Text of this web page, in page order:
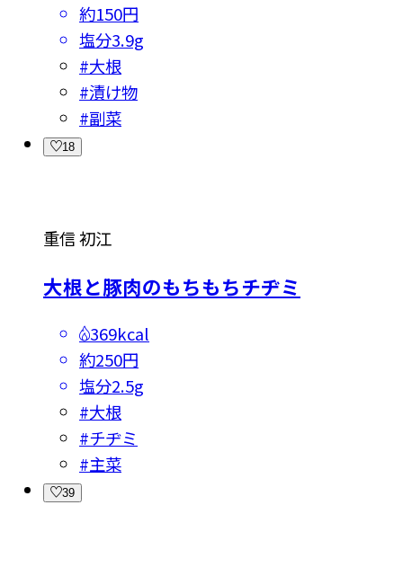
約150円
塩分3.9g
#大根
#漬け物
#副菜
18
重信 初江
大根と豚肉のもちもちチヂミ
369kcal
約250円
塩分2.5g
#大根
#チヂミ
#主菜
39